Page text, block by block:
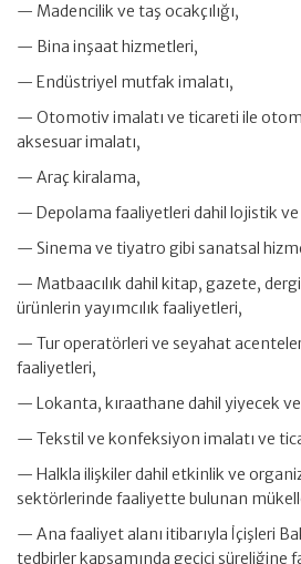
— Madencilik ve taş ocakçılığı,
— Bina inşaat hizmetleri,
— Endüstriyel mutfak imalatı,
— Otomotiv imalatı ve ticareti ile
aksesuar imalatı,
— Araç kiralama,
— Depolama faaliyetleri dahil lojistik ve
— Sinema ve tiyatro gibi sanatsal
— Matbaacılık dahil kitap, gazete, dergi
ürünlerin yayımcılık faaliyetleri,
— Tur operatörleri ve seyahat
faaliyetleri,
— Lokanta, kıraathane dahil yiyecek
— Tekstil ve konfeksiyon imalatı ve
— Halkla ilişkiler dahil etkinlik ve
sektörlerinde faaliyette bulunan
— Ana faaliyet alanı itibarıyla İçişleri
tedbirler kapsamında geçici süreliğine